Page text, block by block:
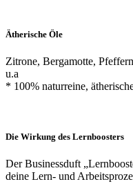
Ätherische Öle
Zitrone, Bergamotte,
u.a
* 100% naturreine,
Die Wirkung des Lernboosters
Der Businessduft
deine Lern- und